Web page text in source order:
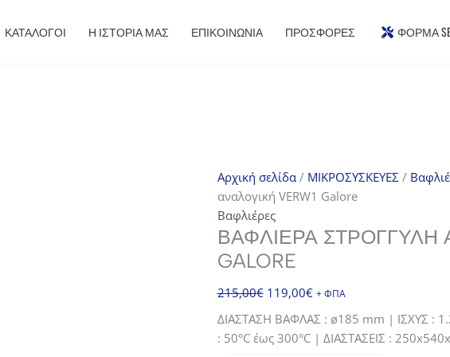
ΚΑΤΑΛΟΓΟΙ Η ΙΣΤΟΡΙΑ ΜΑΣ ΕΠΙΚΟΙΝΩΝΙΑ ΠΡΟΣΦΟΡΈΣ ΦΌΡΜΑ
Αρχική σελίδα/ ΜΙΚΡΟΣΥΣΚΕΥΕΣ/
αναλογική VERW1 Galore
Βαφλιέρες
ΒΑΦΛΙΈΡΑ ΣΤΡΟΓΓΥΛΉ
GALORE
215,00€ Original
215,00€.
119,00€Η
τιμή
είναι:
+ ΦΠΑ
ΔΙΑΣΤΑΣΗ ΒΑΦΛΑΣ : ø185 mm | ΙΣΧΥΣ :
: 50°C έως 300°C | ΔΙΑΣΤΑΣΕΙΣ :